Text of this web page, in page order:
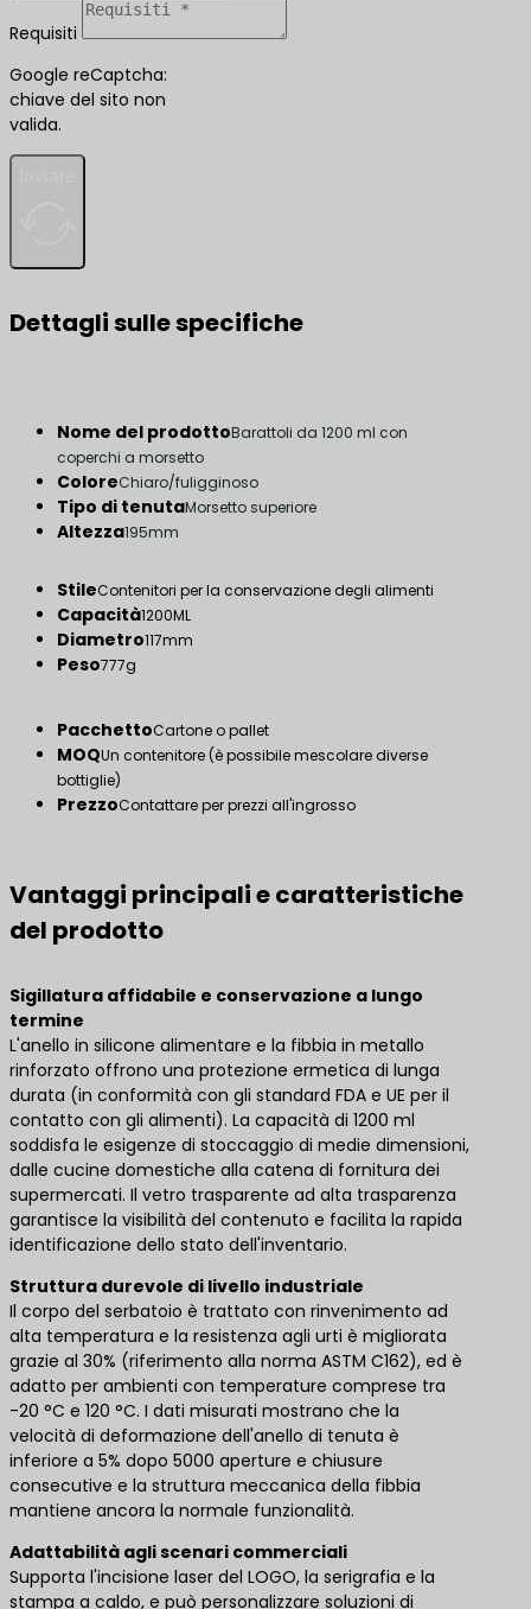
Requisiti
Google reCaptcha:
chiave del sito non
valida.
Dettagli sulle specifiche
Nome del prodottoBarattoli da 1200 ml con
coperchi a morsetto
ColoreChiaro/fuligginoso
Tipo di tenutaMorsetto superiore
Altezza195mm
StileContenitori per la conservazione degli alimenti
Capacità1200ML
Diametro117mm
Peso777g
PacchettoCartone o pallet
MOQUn contenitore (è possibile mescolare diverse
bottiglie)
PrezzoContattare per prezzi all'ingrosso
Vantaggi principali e caratteristiche
del prodotto
Sigillatura affidabile e conservazione a lungo
termine
L'anello in silicone alimentare e la fibbia in metallo
rinforzato offrono una protezione ermetica di lunga
durata (in conformità con gli standard FDA e UE per il
contatto con gli alimenti). La capacità di 1200 ml
soddisfa le esigenze di stoccaggio di medie dimensioni,
dalle cucine domestiche alla catena di fornitura dei
supermercati. Il vetro trasparente ad alta trasparenza
garantisce la visibilità del contenuto e facilita la rapida
identificazione dello stato dell'inventario.
Struttura durevole di livello industriale
Il corpo del serbatoio è trattato con rinvenimento ad
alta temperatura e la resistenza agli urti è migliorata
grazie al 30% (riferimento alla norma ASTM C162), ed è
adatto per ambienti con temperature comprese tra
-20 °C e 120 °C. I dati misurati mostrano che la
velocità di deformazione dell'anello di tenuta è
inferiore a 5% dopo 5000 aperture e chiusure
consecutive e la struttura meccanica della fibbia
mantiene ancora la normale funzionalità.
Adattabilità agli scenari commerciali
Supporta l'incisione laser del LOGO, la serigrafia e la
stampa a caldo, e può personalizzare soluzioni di